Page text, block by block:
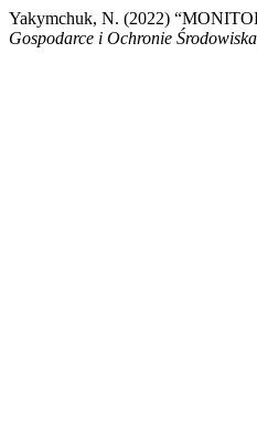
Yakymchuk, N. (2022)
Gospodarce i Ochronie Środowiska